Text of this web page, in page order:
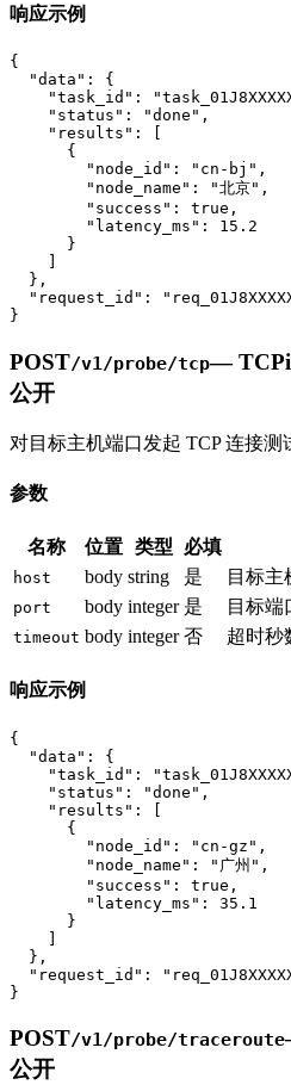
响应示例
{
  "data": {
"task_id":
    "status": "done",
    "results": [
      {
        "node_id": "cn-bj",
        "node_name": "北京",
        "success": true,
        "latency_ms": 15.2
      }
  },
"request_id":
}
POST/v1/probe/tcp—
公开
对目标主机端口发起 TCP 连接测
参数
名称 位置 类型 必填
host body string 是 目标主
port body integer 是 目标端
timeout body integer 否 超时秒
响应示例
{
  "data": {
"task_id":
    "status": "done",
    "results": [
      {
        "node_id": "cn-gz",
        "node_name": "广州",
        "success": true,
        "latency_ms": 35.1
      }
    ]
  },
"request_id":
}
POST/v1/probe/traceroute
公开